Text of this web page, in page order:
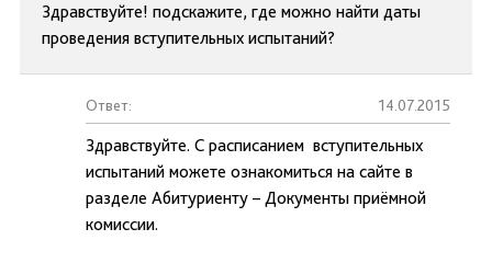
Здравствуйте! подскажите, где можно найти даты
проведения вступительных испытаний?
Ответ: 14.07.2015
Здравствуйте. С расписанием вступительных
испытаний можете ознакомиться на сайте в
разделе Абитуриенту – Документы приёмной
комиссии.